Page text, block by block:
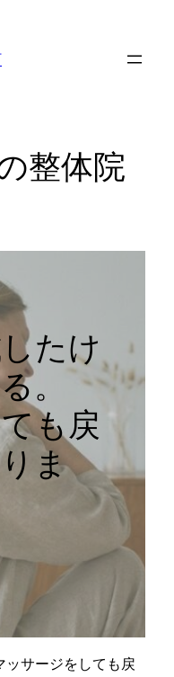
整体院
たけ
。
も戻
ま
サージをしても戻